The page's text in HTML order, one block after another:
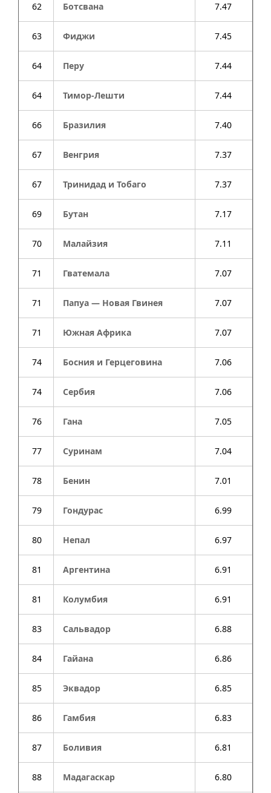
62 Ботсвана 7.47
63 Фиджи 7.45
64 Перу 7.44
64 Тимор-Лешти 7.44
66 Бразилия 7.40
67 Венгрия 7.37
67 Тринидад и Тобаго 7.37
69 Бутан 7.17
70 Малайзия 7.11
71 Гватемала 7.07
71 Папуа — Новая Гвинея 7.07
71 Южная Африка 7.07
74 Босния и Герцеговина 7.06
74 Сербия 7.06
76 Гана 7.05
77 Суринам 7.04
78 Бенин 7.01
79 Гондурас 6.99
80 Непал 6.97
81 Аргентина 6.91
81 Колумбия 6.91
83 Сальвадор 6.88
84 Гайана 6.86
85 Эквадор 6.85
86 Гамбия 6.83
87 Боливия 6.81
88 Мадагаскар 6.80